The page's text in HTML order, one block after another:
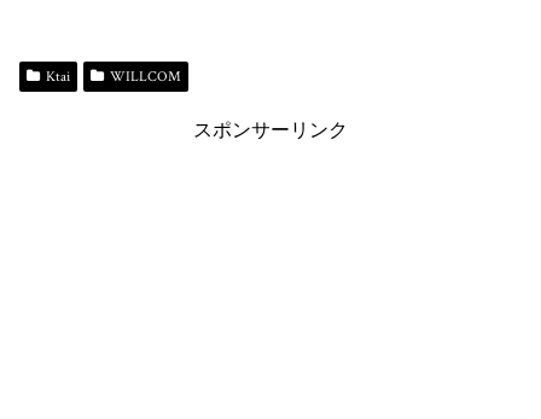
bo
ok
sk
y
n t
Ktai WILLCOM
スポンサーリンク